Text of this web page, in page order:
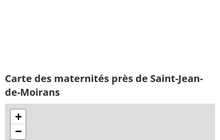
Carte des maternités près de Saint-Jean-
de-Moirans
+
−